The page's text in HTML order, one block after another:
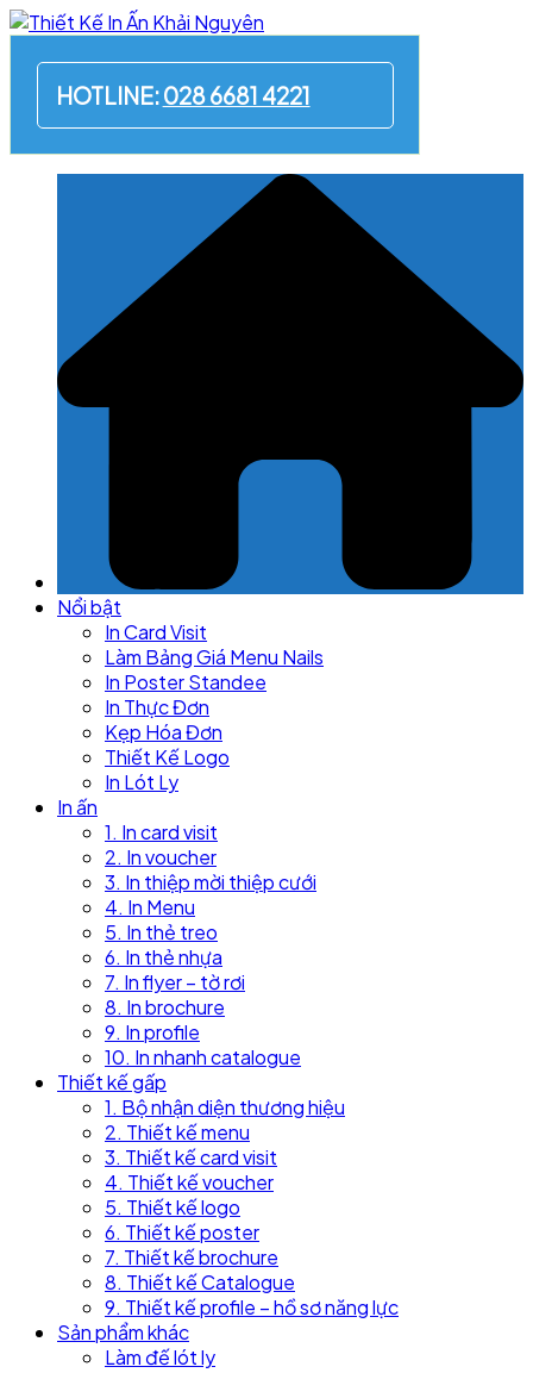
Skip
content
HOTLINE:028 6681 4221
Nổi bật
In Card Visit
Làm Bảng Giá Menu Nails
In Poster Standee
In Thực Đơn
Kẹp Hóa Đơn
Thiết Kế Logo
In Lót Ly
In ấn
1. In card visit
2. In voucher
3. In thiệp mời thiệp cưới
4. In Menu
5. In thẻ treo
6. In thẻ nhựa
7. In flyer – tờ rơi
8. In brochure
9. In profile
10. In nhanh catalogue
Thiết kế gấp
1. Bộ nhận diện thương hiệu
2. Thiết kế menu
3. Thiết kế card visit
4. Thiết kế voucher
5. Thiết kế logo
6. Thiết kế poster
7. Thiết kế brochure
8. Thiết kế Catalogue
9. Thiết kế profile – hồ sơ năng lực
Sản phẩm khác
Làm đế lót ly